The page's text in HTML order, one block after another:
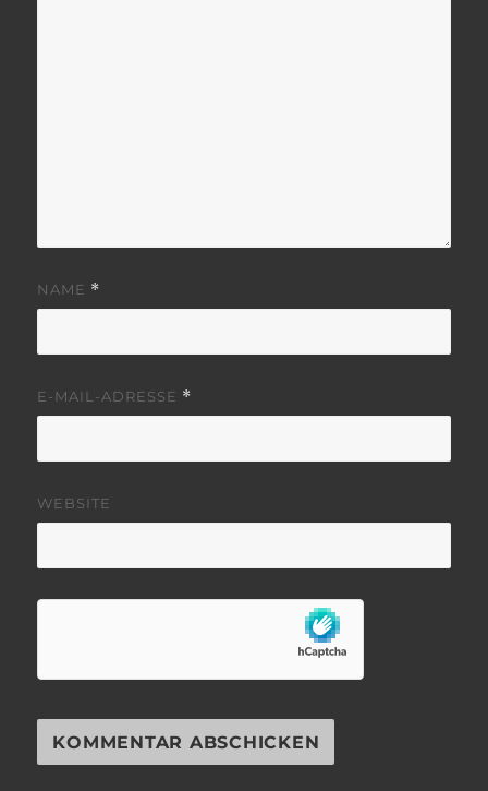
NAME *
E-MAIL-ADRESSE *
WEBSITE